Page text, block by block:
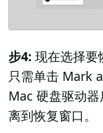
步4: 现在选择要
只需单击 Mark
Mac 硬盘驱动
离到恢复窗口。